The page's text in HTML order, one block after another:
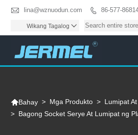
 lina@wznuodun.com  86-577-
Wikang Tagalog 
Bahay > Mga Produkto > Lumipat
> Bagong Socket Serye At Lumipat ng